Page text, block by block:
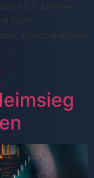
HLZ Ahlener
trotz
Klatschpappen